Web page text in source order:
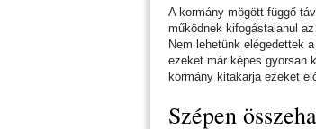
A kormány mögött függő
működnek kifogástalanul
Nem lehetünk elégedettek
ezeket már képes gyorsan
kormány kitakarja ezeket
Szépen